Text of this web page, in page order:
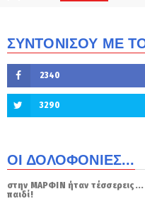
ΣΥΝΤΟΝΙΣΟΥ ΜΕ
2340
3290
ΟΙ ΔΟΛΟΦΟΝΙΕΣ...
στην ΜΑΡΦΙΝ ήταν
παιδί!